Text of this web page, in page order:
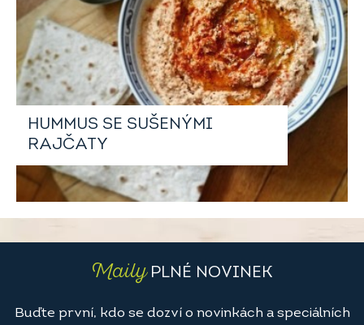
HUMMUS SE SUŠENÝMI
RAJČATY
MailyPLNÉ NOVINEK
Buďte první, kdo se dozví o novinkách a speciálních